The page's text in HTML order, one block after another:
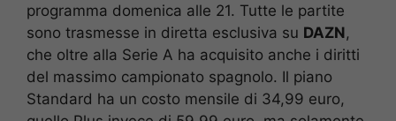
programma domenica alle 21. Tutte le partite
sono trasmesse in diretta esclusiva su DAZN,
che oltre alla Serie A ha acquisito anche i diritti
del massimo campionato spagnolo. Il piano
Standard ha un costo mensile di 34,99 euro,